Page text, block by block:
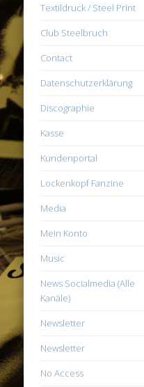
Textildruck / Steel Print
Club Steelbruch
Contact
Datenschutzerklärung
Discographie
Kasse
Kundenportal
Lockenkopf Fanzine
Media
Mein Konto
Music
News Socialmedia (Alle
Kanäle)
Newsletter
Newsletter
No Access